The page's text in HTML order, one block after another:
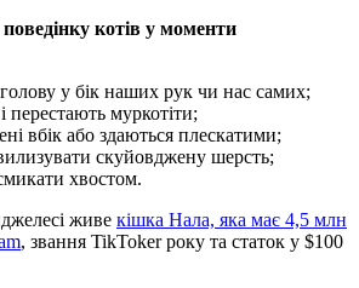
котів у моменти
у бік наших рук чи нас самих;
муркотіти;
вбік або здаються плескатими;
скуйовджену шерсть;
хвостом.
живе кішка Нала, яка має 4,5 млн
, звання TikToker року та статок у $100